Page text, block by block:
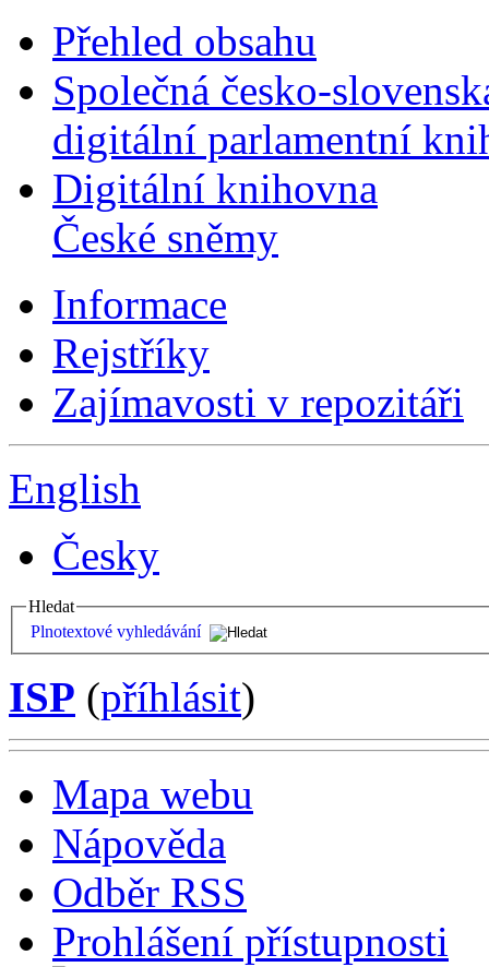
Přehled obsahu
Společná česko-
digitální parlamentní
Digitální knihovna
České sněmy
Informace
Rejstříky
Zajímavosti v repozitáři
English
Česky
Hledat
Plnotextové vyhledávání
ISP (příhlásit)
Mapa webu
Nápověda
Odběr RSS
Prohlášení přístupnosti